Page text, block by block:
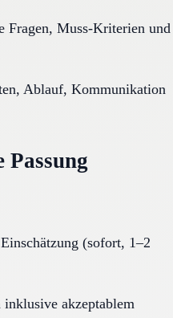
Fragen, Muss-Kriterien und
Ablauf, Kommunikation
Passung
(sofort, 1–2
akzeptablem